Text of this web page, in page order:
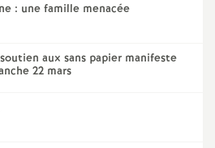
: une famille menacée
aux sans papier manifeste
22 mars